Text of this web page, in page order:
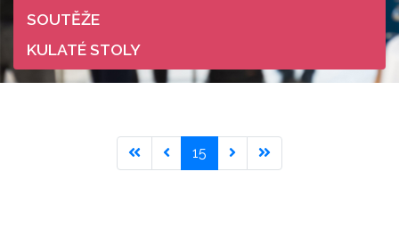
SOUTĚŽE
KULATÉ STOLY
15